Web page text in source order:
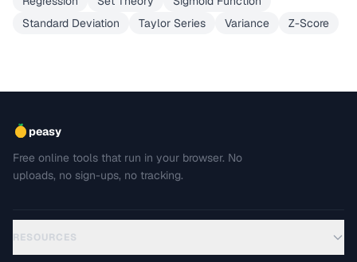
Standard Deviation
Taylor Series Variance Z-Score
peasy
Free online tools that run in your browser. No
uploads, no sign-ups, no tracking.
RESOURCES